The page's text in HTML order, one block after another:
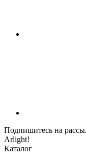
Подпишитесь на
Arlight!
Каталог